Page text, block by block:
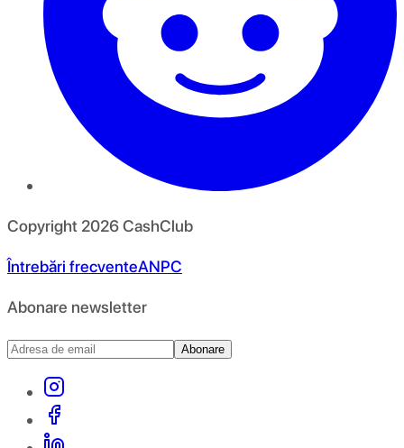
Copyright 2026CashClub
Întrebări frecventeANPC
Abonare newsletter
Abonare